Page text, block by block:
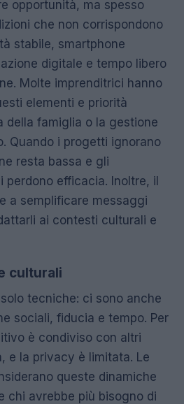
opportunità, ma spesso
che non corrispondono
stabile, smartphone
digitale e tempo libero
Molte imprenditrici hanno
elementi e priorità
della famiglia o la gestione
Quando i progetti ignorano
resta bassa e gli
perdono efficacia. Inoltre, il
a semplificare messaggi
ai contesti culturali e
culturali
tecniche: ci sono anche
sociali, fiducia e tempo. Per
è condiviso con altri
e la privacy è limitata. Le
queste dinamiche
chi avrebbe più bisogno di